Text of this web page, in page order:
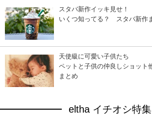
スタバ新作イッキ見せ！
いくつ知ってる？ スタバ新作
天使級に可愛い子供たち
ペットと子供の仲良しショット
まとめ
eltha イチオシ特集